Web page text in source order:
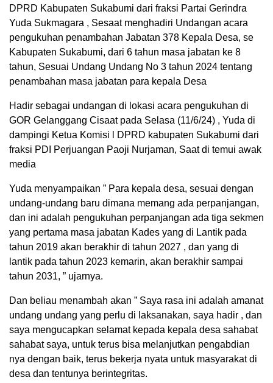
DPRD Kabupaten Sukabumi dari fraksi Partai Gerindra
Yuda Sukmagara , Sesaat menghadiri Undangan acara
pengukuhan penambahan Jabatan 378 Kepala Desa, se
Kabupaten Sukabumi, dari 6 tahun masa jabatan ke 8
tahun, Sesuai Undang Undang No 3 tahun 2024 tentang
penambahan masa jabatan para kepala Desa
Hadir sebagai undangan di lokasi acara pengukuhan di
GOR Gelanggang Cisaat pada Selasa (11/6/24) , Yuda di
dampingi Ketua Komisi l DPRD kabupaten Sukabumi dari
fraksi PDI Perjuangan Paoji Nurjaman, Saat di temui awak
media
Yuda menyampaikan ” Para kepala desa, sesuai dengan
undang-undang baru dimana memang ada perpanjangan,
dan ini adalah pengukuhan perpanjangan ada tiga sekmen
yang pertama masa jabatan Kades yang di Lantik pada
tahun 2019 akan berakhir di tahun 2027 , dan yang di
lantik pada tahun 2023 kemarin, akan berakhir sampai
tahun 2031, ” ujarnya.
Dan beliau menambah akan ” Saya rasa ini adalah amanat
undang undang yang perlu di laksanakan, saya hadir , dan
saya mengucapkan selamat kepada kepala desa sahabat
sahabat saya, untuk terus bisa melanjutkan pengabdian
nya dengan baik, terus bekerja nyata untuk masyarakat di
desa dan tentunya berintegritas.